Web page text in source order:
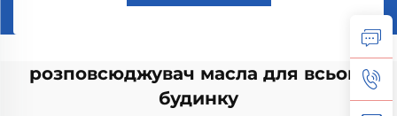
розповсюджувач масла для всього
будинку